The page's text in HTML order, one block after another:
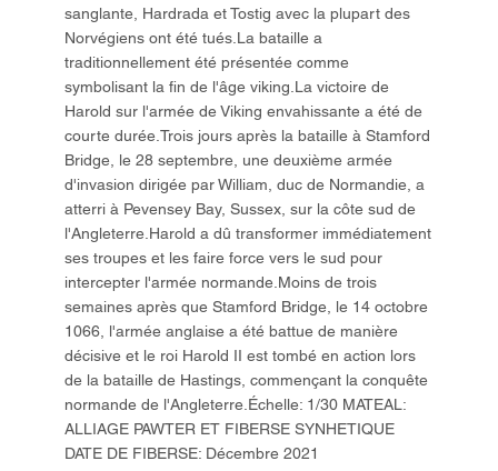
sanglante, Hardrada et Tostig avec la plupart des
Norvégiens ont été tués.La bataille a
traditionnellement été présentée comme
symbolisant la fin de l'âge viking.La victoire de
Harold sur l'armée de Viking envahissante a été de
courte durée.Trois jours après la bataille à Stamford
Bridge, le 28 septembre, une deuxième armée
d'invasion dirigée par William, duc de Normandie, a
atterri à Pevensey Bay, Sussex, sur la côte sud de
l'Angleterre.Harold a dû transformer immédiatement
ses troupes et les faire force vers le sud pour
intercepter l'armée normande.Moins de trois
semaines après que Stamford Bridge, le 14 octobre
1066, l'armée anglaise a été battue de manière
décisive et le roi Harold II est tombé en action lors
de la bataille de Hastings, commençant la conquête
normande de l'Angleterre.Échelle: 1/30 MATEAL:
ALLIAGE PAWTER ET FIBERSE SYNHETIQUE
DATE DE FIBERSE: Décembre 2021